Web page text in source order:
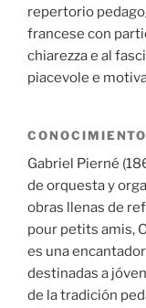
repertorio
francese con
chiarezza e al
piacevole e
Gabriel Pierné
de orquesta y
obras llenas de
pour petits amis,
es una
destinadas a
de la tradición